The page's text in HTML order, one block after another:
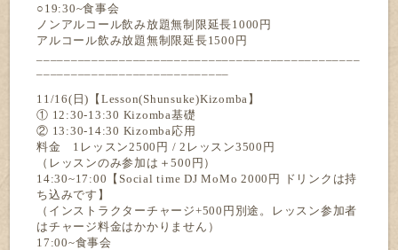
○19:30~食事会
ノンアルコール飲み放題無制限延長1000円
アルコール飲み放題無制限延長1500円
11/16(日)【Lesson(Shunsuke)Kizomba】
① 12:30-13:30 Kizomba基礎
② 13:30-14:30 Kizomba応用
料金 1レッスン2500円 / 2レッスン3500円
（レッスンのみ参加は＋500円）
14:30~17:00【Social time DJ MoMo 2000円 ドリンクは持
ち込みです】
（インストラクターチャージ+500円別途。レッスン参加者
はチャージ料金はかかりません）
17:00~食事会